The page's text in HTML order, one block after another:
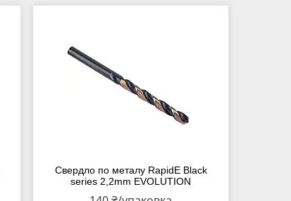
Свердло по металу RapidE Black
series 2,2mm EVOLUTION